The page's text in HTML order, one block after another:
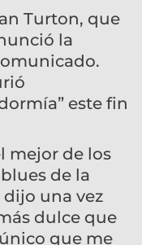
Turton, que
la
este fin
mejor de los
de la
dijo una vez
dulce que
que me